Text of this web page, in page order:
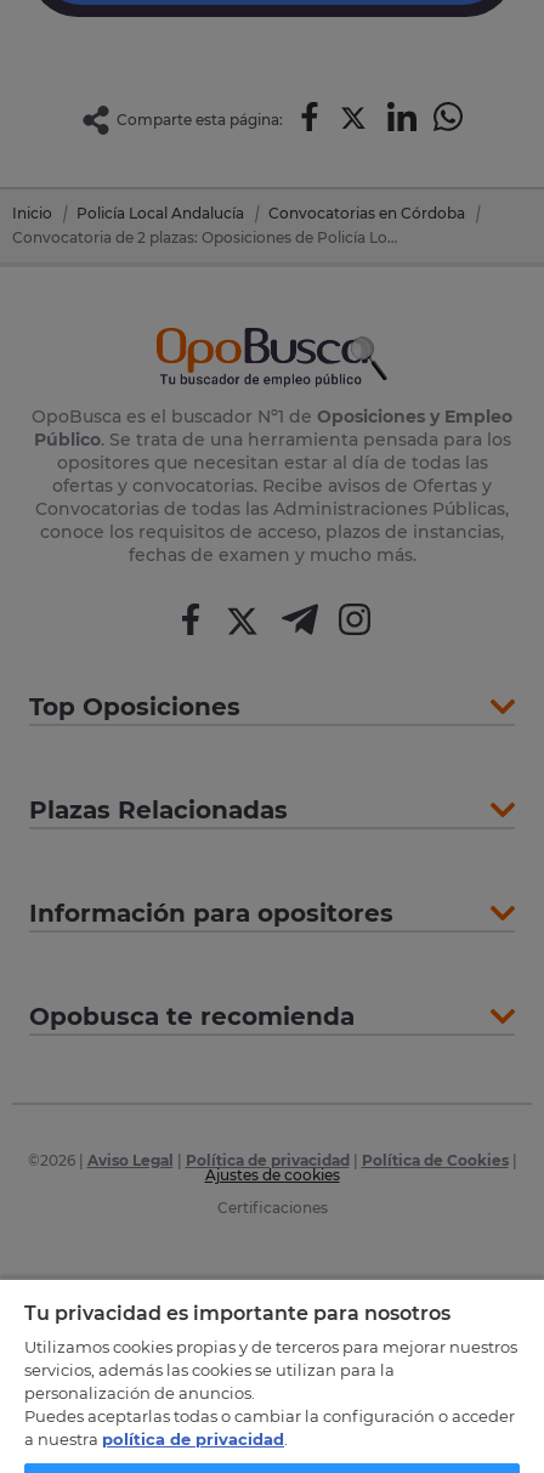
Comparte esta página:
Inicio Policía Local Andalucía
Convocatorias en Córdoba
Convocatoria de 2 plazas: Oposiciones de Policía Local Andalucía en Almodovar Del Rio (Córdoba)
OpoBusca es el buscador Nº1 de Oposiciones y Empleo
Público. Se trata de una herramienta pensada para los
opositores que necesitan estar al día de todas las
ofertas y convocatorias. Recibe avisos de Ofertas y
Convocatorias de todas las Administraciones Públicas,
conoce los requisitos de acceso, plazos de instancias,
fechas de examen y mucho más.
Top Oposiciones
Plazas Relacionadas
Información para opositores
Opobusca te recomienda
©2026| Aviso Legal Política de privacidad Política de Cookies|
Ajustes de cookies
Certificaciones
Tu privacidad es importante para nosotros
Utilizamos cookies propias y de terceros para mejorar nuestros
servicios, además las cookies se utilizan para la
personalización de anuncios.
Puedes aceptarlas todas o cambiar la configuración o acceder
a nuestra política de privacidad